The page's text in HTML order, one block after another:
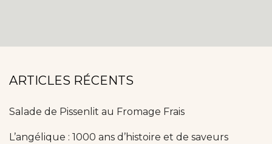
ARTICLES RÉCENTS
Salade de Pissenlit au Fromage Frais
L’angélique : 1000 ans d’histoire et de saveurs